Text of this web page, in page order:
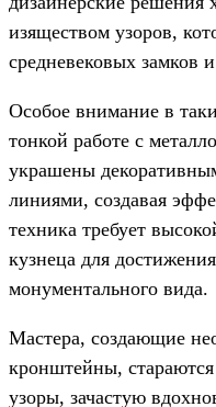
изяществом узоров,
средневековых замков
Особое внимание в
тонкой работе с
украшены
линиями, создавая
техника требует
кузнеца для
монументального вида.
Мастера, создающие
кронштейны,
узоры, зачастую